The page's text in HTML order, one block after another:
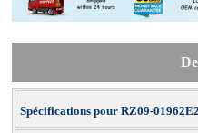
Spécifications pour RZ09-